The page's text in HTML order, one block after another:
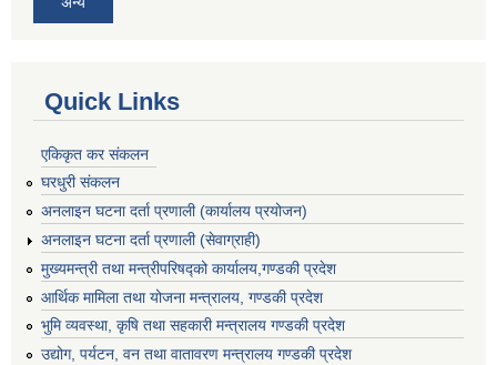
Quick Links
एकिकृत कर संकलन
घरधुरी संकलन
अनलाइन घटना दर्ता प्रणाली (कार्यालय प्रयोजन)
अनलाइन घटना दर्ता प्रणाली (सेवाग्राही)
मुख्यमन्त्री तथा मन्त्रीपरिषद्को कार्यालय,गण्डकी प्रदेश
आर्थिक मामिला तथा योजना मन्त्रालय, गण्डकी प्रदेश
भुमि व्यवस्था, कृषि तथा सहकारी मन्त्रालय गण्डकी प्रदेश
उद्योग, पर्यटन, वन तथा वातावरण मन्त्रालय गण्डकी प्रदेश